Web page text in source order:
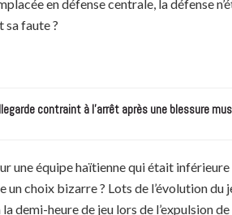
en défense centrale, la défense
sa faute ?
contraint à l’arrêt après une blessure
une équipe haïtienne qui était inférieure
choix bizarre ? Lots de l’évolution du
demi-heure de jeu lors de l’expulsion